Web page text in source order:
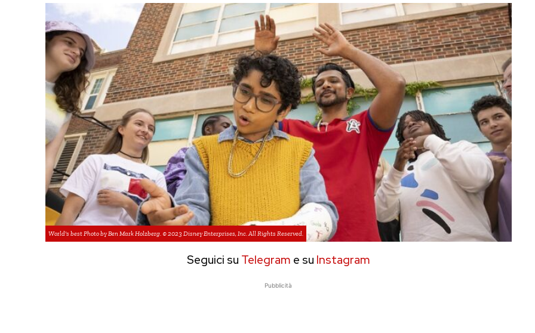
World's best Photo by Ben Mark Holzberg. © 2023 Disney Enterprises, Inc. All Rights Reserved.
Seguici su Telegram e su Instagram
Pubblicità